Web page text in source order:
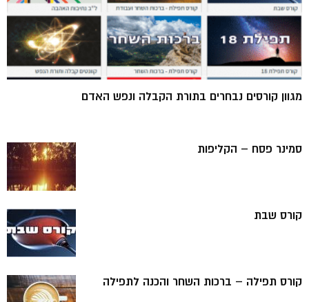
מגוון קורסים נבחרים בתורת הקבלה ונפש האדם
סמינר פסח – הקליפות
קורס שבת
קורס תפילה – ברכות השחר והכנה לתפילה